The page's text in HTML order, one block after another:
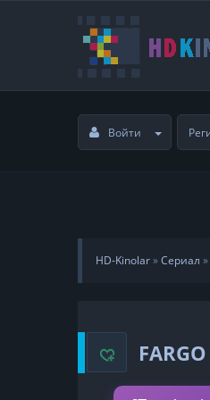
Войти
HD-Kinolar»Сериал »
FARGO